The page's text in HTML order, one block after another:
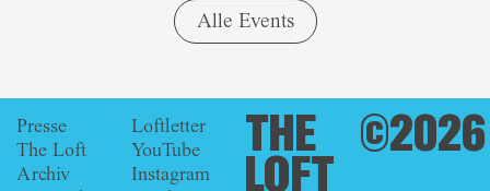
Alle Events
THE
LOFT
Presse
The Loft
Archiv
Loftletter
YouTube
Instagram
©2026